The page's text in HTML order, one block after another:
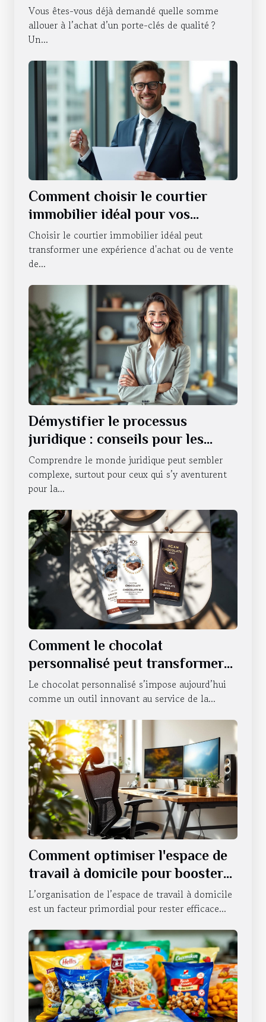
Vous êtes-vous déjà demandé quelle somme
allouer à l’achat d’un porte-clés de qualité ?
Un...
Comment choisir le courtier
immobilier idéal pour vos
besoins ?
Choisir le courtier immobilier idéal peut
transformer une expérience d'achat ou de vente
de...
Démystifier le processus
juridique : conseils pour les
novices
Comprendre le monde juridique peut sembler
complexe, surtout pour ceux qui s’y aventurent
pour la...
Comment le chocolat
personnalisé peut transformer
la communication d'entreprise ?
Le chocolat personnalisé s’impose aujourd’hui
comme un outil innovant au service de la...
Comment optimiser l'espace de
travail à domicile pour booster
la productivité ?
L’organisation de l’espace de travail à domicile
est un facteur primordial pour rester efficace...